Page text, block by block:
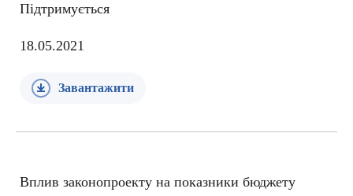
Підтримується
18.05.2021
Завантажити
Вплив законопроекту на показники бюджету